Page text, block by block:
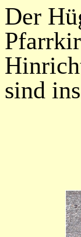
Der
sind